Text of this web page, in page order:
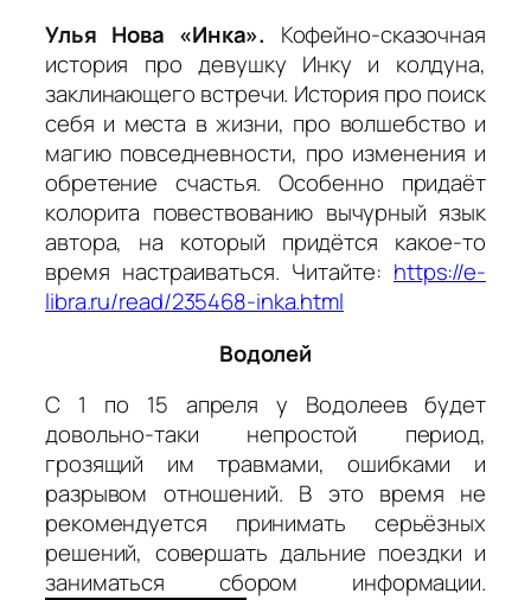
Улья Нова «Инка». Кофейно-сказочная
история про девушку Инку и колдуна,
заклинающего встречи. История про поиск
себя и места в жизни, про волшебство и
магию повседневности, про изменения и
обретение счастья. Особенно придаёт
колорита повествованию вычурный язык
автора, на который придётся какое-то
время настраиваться. Читайте: https://e-
libra.ru/read/235468-inka.html
Водолей
С 1 по 15 апреля у Водолеев будет
довольно-таки непростой период,
грозящий им травмами, ошибками и
разрывом отношений. В это время не
рекомендуется принимать серьёзных
решений, совершать дальние поездки и
заниматься сбором информации.